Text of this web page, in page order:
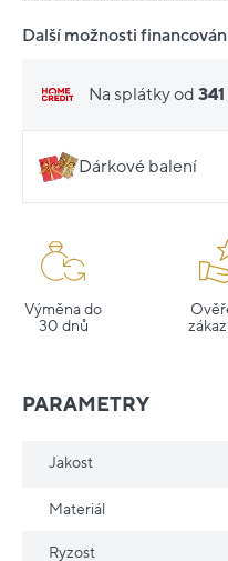
Další možnosti
Na splátky od
Dárkové balení
Výměna do
30 dnů
PARAMETRY
Jakost
Materiál
Ryzost